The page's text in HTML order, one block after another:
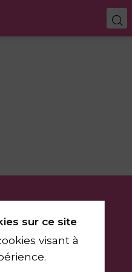
2026
sur ce site
visant à